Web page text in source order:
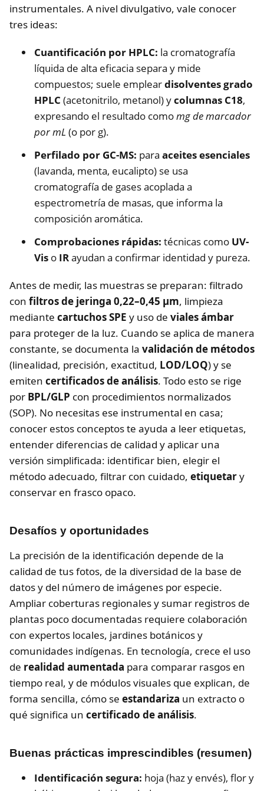
instrumentales. A nivel divulgativo, vale conocer
tres ideas:
Cuantificación por HPLC: la cromatografía
líquida de alta eficacia separa y mide
compuestos; suele empleardisolventes grado
HPLC (acetonitrilo, metanol) ycolumnas C18,
expresando el resultado comomg de marcador
por mL (o por g).
Perfilado por GC-MS: para aceites esenciales
(lavanda, menta, eucalipto) se usa
cromatografía de gases acoplada a
espectrometría de masas, que informa la
composición aromática.
Comprobaciones rápidas: técnicas como UV-
Vis o IRayudan a confirmar identidad y pureza.
Antes de medir, las muestras se preparan: filtrado
con filtros de jeringa 0,22–0,45 μm, limpieza
mediante cartuchos SPE y uso de viales ámbar
para proteger de la luz. Cuando se aplica de manera
constante, se documenta la validación de métodos
(linealidad, precisión, exactitud, LOD/LOQ) y se
emiten certificados de análisis. Todo esto se rige
por BPL/GLP con procedimientos normalizados
(SOP). No necesitas ese instrumental en casa;
conocer estos conceptos te ayuda a leer etiquetas,
entender diferencias de calidad y aplicar una
versión simplificada: identificar bien, elegir el
método adecuado, filtrar con cuidado, etiquetary
conservar en frasco opaco.
Desafíos y oportunidades
La precisión de la identificación depende de la
calidad de tus fotos, de la diversidad de la base de
datos y del número de imágenes por especie.
Ampliar coberturas regionales y sumar registros de
plantas poco documentadas requiere colaboración
con expertos locales, jardines botánicos y
comunidades indígenas. En tecnología, crece el uso
de realidad aumentada para comparar rasgos en
tiempo real, y de módulos visuales que explican, de
forma sencilla, cómo se estandariza un extracto o
qué significa un certificado de análisis.
Buenas prácticas imprescindibles (resumen)
Identificación segura: hoja (haz y envés), flor y